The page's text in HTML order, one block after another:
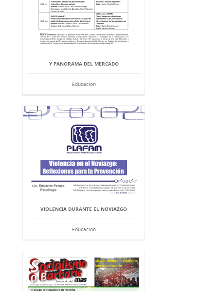
Y PANORAMA DEL MERCADO
Educación
VIOLENCIA DURANTE EL NOVIAZGO
Educación